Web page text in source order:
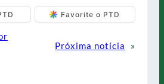
Favorite o PTD
Próxima notícia
»